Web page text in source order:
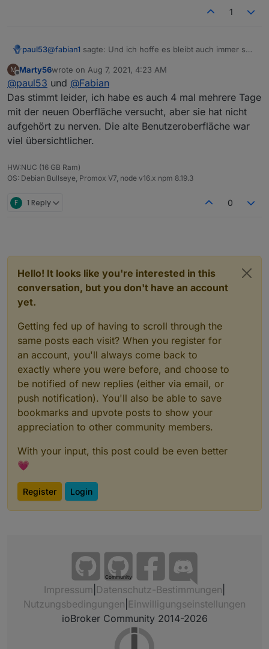
1
paul53@fabian1 sagte: Und ich hoffe es bleibt auch immer so,
Dito.
M
Offline
Marty56wrote on Aug 7, 2021, 4:23 AM
last edited by
@paul53 und @Fabian
Das stimmt leider, ich habe es auch 4 mal mehrere Tage
mit der neuen Oberfläche versucht, aber sie hat nicht
aufgehört zu nerven. Die alte Benutzeroberfläche war
viel übersichtlicher.
HW:NUC (16 GB Ram)
OS: Debian Bullseye, Promox V7, node v16.x npm 8.19.3
F 1 Reply 0
Hello! It looks like you're interested in this
conversation, but you don't have an account
yet.
Getting fed up of having to scroll through the
same posts each visit? When you register for
an account, you'll always come back to
exactly where you were before, and choose to
be notified of new replies (either via email, or
push notification). You'll also be able to save
bookmarks and upvote posts to show your
appreciation to other community members.
With your input, this post could be even better
💗
Register Login
Community
Impressum Datenschutz-Bestimmungen
Nutzungsbedingungen Einwilligungseinstellungen
ioBroker Community 2014-2026